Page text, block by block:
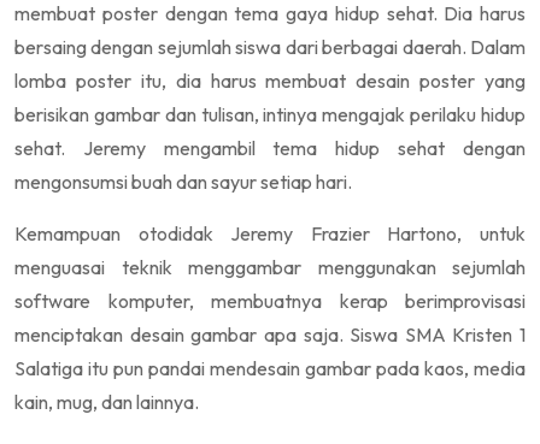
membuat poster dengan tema gaya hidup sehat. Dia harus
bersaing dengan sejumlah siswa dari berbagai daerah. Dalam
lomba poster itu, dia harus membuat desain poster yang
berisikan gambar dan tulisan, intinya mengajak perilaku hidup
sehat. Jeremy mengambil tema hidup sehat dengan
mengonsumsi buah dan sayur setiap hari.
Kemampuan otodidak Jeremy Frazier Hartono, untuk
menguasai teknik menggambar menggunakan sejumlah
software komputer, membuatnya kerap berimprovisasi
menciptakan desain gambar apa saja. Siswa SMA Kristen 1
Salatiga itu pun pandai mendesain gambar pada kaos, media
kain, mug, dan lainnya.